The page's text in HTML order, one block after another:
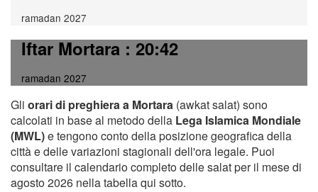
ramadan 2027
Iftar Mortara: 20:42
ramadan 2027
Gli orari di preghiera a Mortara (awkat salat) sono
calcolati in base al metodo della Lega Islamica Mondiale
(MWL)e tengono conto della posizione geografica della
città e delle variazioni stagionali dell'ora legale. Puoi
consultare il calendario completo delle salat per il mese di
agosto 2026 nella tabella qui sotto.